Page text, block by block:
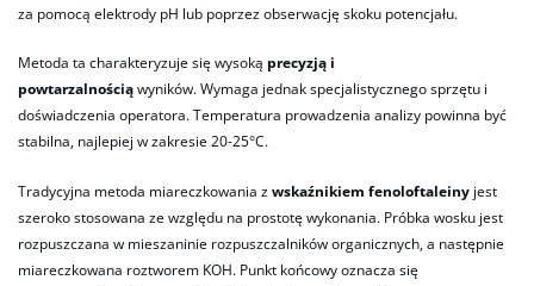
za pomocą elektrody pH lub poprzez obserwację skoku potencjału.
Metoda ta charakteryzuje się wysoką precyzją i
powtarzalnościąwyników. Wymaga jednak specjalistycznego sprzętu i
doświadczenia operatora. Temperatura prowadzenia analizy powinna być
stabilna, najlepiej w zakresie 20-25°C.
Tradycyjna metoda miareczkowania zwskaźnikiem fenoloftaleiny jest
szeroko stosowana ze względu na prostotę wykonania. Próbka wosku jest
rozpuszczana w mieszaninie rozpuszczalników organicznych, a następnie
miareczkowana roztworem KOH. Punkt końcowy oznacza się